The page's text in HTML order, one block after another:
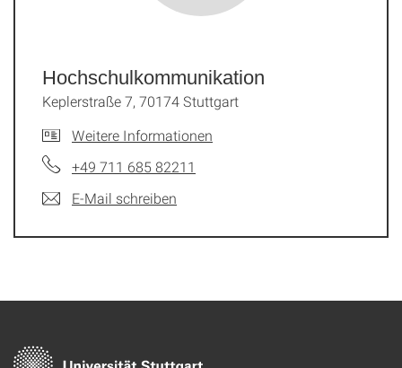
Hochschul­kommunikation
Keplerstraße 7, 70174 Stuttgart
Weitere Informationen
+49 711 685 82211
E-Mail schreiben